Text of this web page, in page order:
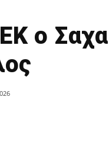
ο